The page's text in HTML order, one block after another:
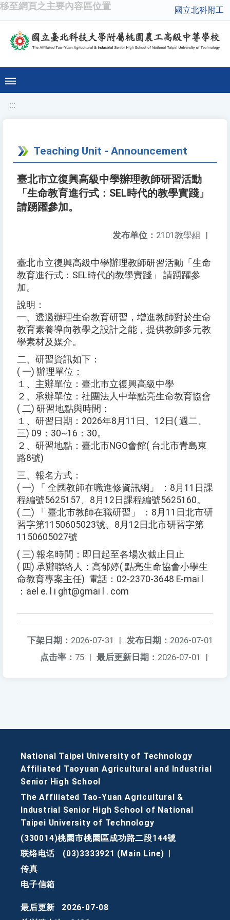
移至網頁之主要內容區位置 國立北科附工
:::
Teaching Unit - Announcement
臺北市立復興高級中學辦理教師研習活動
「生命教育進行式：SEL時代的教學實踐」
請踴躍參加。
发布单位： 2101教學組 |
臺北市立復興高級中學辦理教師研習活動「生命
教育進行式：SEL時代的教學實踐」 請踴躍參
加。
說明：
一、透過辦理生命教育研習，增進教師對於生命
教育素養導向教學之設計之能，提供教師多元教
學素材及媒介。
二、研習資訊如下：
( 一) 辦理單位：
１、主辦單位：臺北市立復興高級中學
２、承辦單位：社團法人中華點亮生命教育協會
( 二) 研習地點與時間：
１、研習日期：2026年8月11日、12日( 週二、
三) 09：30~16：30。
２、研習地點：臺北市NGO會館( 台北市青島東
路8號)
三、報名方式：
( 一) 「 全國教師在職進修資訊網」 ：8月11日課
程編號5625157、8月12日課程編號5625160。
( 二) 「 臺北市教師在職研習」 ：8月11日北市研
習字第1150605023號、8月12日北市研習字第
1150605027號
( 三) 報名時間：即日起至各場次截止日止
( 四) 承辦聯絡人：高郁婷( 點亮生命協會小學生
命教育專案主任) 電話：02-2370-3648 E-mai l
：ael e. l i ght@gmai l . com
发布日期： 2026-07-01
下架日期： 2026-07-31
|
最后更新日期： 2026-07-01 |
点击率： 75 |
National Taipei University of Technology
Affiliated Taoyuan Agricultural and Industrial
Senior High School
The Affiliated Tao-Yuan Agricultural &
Industrial Senior High School of National
Taipei University of Technology
(330014)桃園市桃園區成功路二段144號
联络电话
(03)3333921 (Main Line)
传真
电子信箱
最后更新
2026-07-08